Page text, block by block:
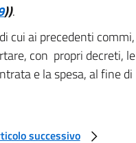
)).
cui ai precedenti
con propri decreti, le
e la spesa, al fine di
successivo